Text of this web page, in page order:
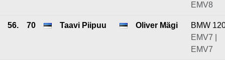
EMV8
56. 70 Taavi Piipuu Oliver Mägi
BMW
EMV7 |
EMV7